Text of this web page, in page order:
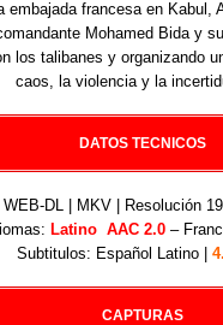
embajada francesa en Kabul,
Mohamed Bida y
los talibanes y organizando
caos, la violencia y la
DATOS TECNICOS
WEB-DL | MKV | Resolución
Latino AAC 2.0 –
Subtitulos: Español Latino |
CAPTURAS